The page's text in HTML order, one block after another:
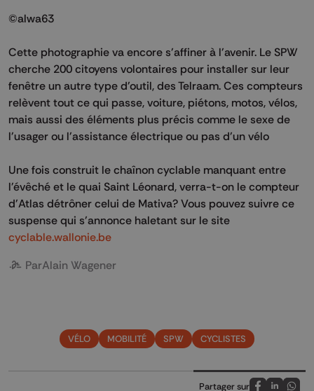
©alwa63
Cette photographie va encore s'affiner à l'avenir. Le SPW
cherche 200 citoyens volontaires pour installer sur leur
fenêtre un autre type d'outil, des Telraam. Ces compteurs
relèvent tout ce qui passe, voiture, piétons, motos, vélos,
mais aussi des éléments plus précis comme le sexe de
l'usager ou l'assistance électrique ou pas d'un vélo
Une fois construit le chaînon cyclable manquant entre
l'évêché et le quai Saint Léonard, verra-t-on le compteur
d'Atlas détrôner celui de Mativa? Vous pouvez suivre ce
suspense qui s'annonce haletant sur le site
cyclable.wallonie.be
ParAlain Wagener
VÉLO MOBILITÉ SPW CYCLISTES
Partager sur